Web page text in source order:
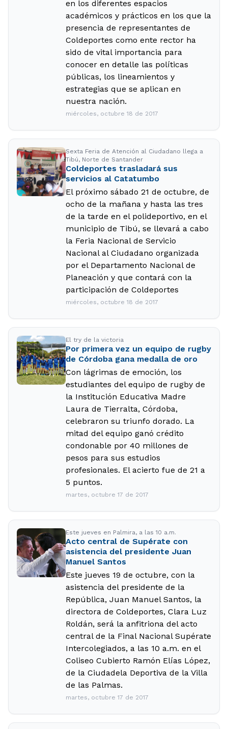
en los diferentes espacios
académicos y prácticos en los que la
presencia de representantes de
Coldeportes como ente rector ha
sido de vital importancia para
conocer en detalle las políticas
públicas, los lineamientos y
estrategias que se aplican en
nuestra nación.
miércoles, octubre 18 de 2017
Sexta Feria de Atención al Ciudadano llega a
Tibú, Norte de Santander
Coldeportes trasladará sus
servicios al Catatumbo
El próximo sábado 21 de octubre, de
ocho de la mañana y hasta las tres
de la tarde en el polideportivo, en el
municipio de Tibú, se llevará a cabo
la Feria Nacional de Servicio
Nacional al Ciudadano organizada
por el Departamento Nacional de
Planeación y que contará con la
participación de Coldeportes
miércoles, octubre 18 de 2017
El try de la victoria
Por primera vez un equipo de rugby
de Córdoba gana medalla de oro
Con lágrimas de emoción, los
estudiantes del equipo de rugby de
la Institución Educativa Madre
Laura de Tierralta, Córdoba,
celebraron su triunfo dorado. La
mitad del equipo ganó crédito
condonable por 40 millones de
pesos para sus estudios
profesionales. El acierto fue de 21 a
5 puntos.
martes, octubre 17 de 2017
Este jueves en Palmira, a las 10 a.m.
Acto central de Supérate con
asistencia del presidente Juan
Manuel Santos
Este jueves 19 de octubre, con la
asistencia del presidente de la
República, Juan Manuel Santos, la
directora de Coldeportes, Clara Luz
Roldán, será la anfitriona del acto
central de la Final Nacional Supérate
Intercolegiados, a las 10 a.m. en el
Coliseo Cubierto Ramón Elías López,
de la Ciudadela Deportiva de la Villa
de las Palmas.
martes, octubre 17 de 2017